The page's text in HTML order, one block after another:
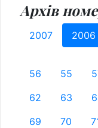
Архів
2007 2006
56 55
62
63
69
70